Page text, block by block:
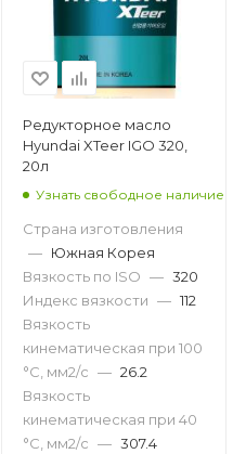
Редукторное масло
Hyundai XTeer IGO 320,
20л
Узнать свободное наличие
Страна изготовления
— Южная Корея
Вязкость по ISO — 320
Индекс вязкости — 112
Вязкость
кинематическая при 100
°С, мм2/с — 26.2
Вязкость
кинематическая при 40
°С, мм2/с — 307.4